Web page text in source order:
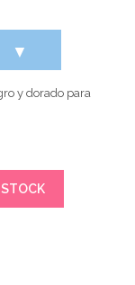
▼
y dorado para